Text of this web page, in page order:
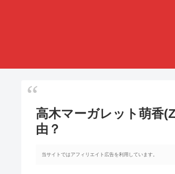
高木マーガレット萌香
由？
当サイトではアフィリエイト広告を利用しています。